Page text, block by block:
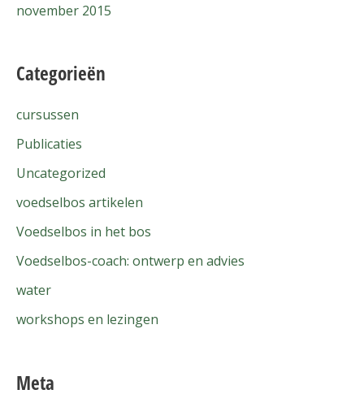
november 2015
Categorieën
cursussen
Publicaties
Uncategorized
voedselbos artikelen
Voedselbos in het bos
Voedselbos-coach: ontwerp en advies
water
workshops en lezingen
Meta